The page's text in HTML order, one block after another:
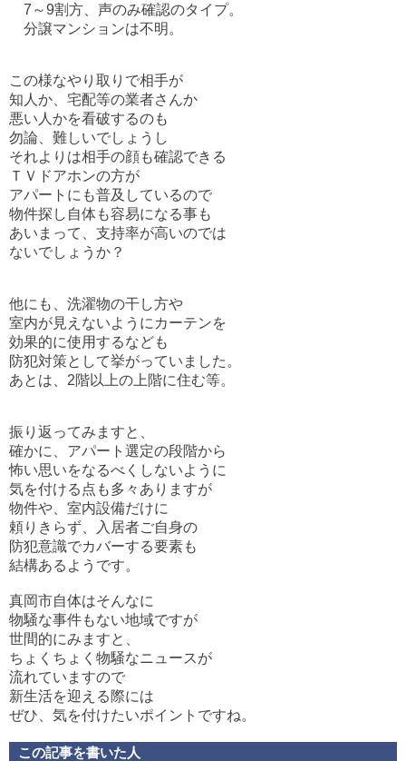
7～9割方、声のみ確認のタイプ。
分譲マンションは不明。
この様なやり取りで相手が
知人か、宅配等の業者さんか
悪い人かを看破するのも
勿論、難しいでしょうし
それよりは相手の顔も確認できる
ＴＶドアホンの方が
アパートにも普及しているので
物件探し自体も容易になる事も
あいまって、支持率が高いのでは
ないでしょうか？
他にも、洗濯物の干し方や
室内が見えないようにカーテンを
効果的に使用するなども
防犯対策として挙がっていました。
あとは、2階以上の上階に住む等。
振り返ってみますと、
確かに、アパート選定の段階から
怖い思いをなるべくしないように
気を付ける点も多々ありますが
物件や、室内設備だけに
頼りきらず、入居者ご自身の
防犯意識でカバーする要素も
結構あるようです。
真岡市自体はそんなに
物騒な事件もない地域ですが
世間的にみますと、
ちょくちょく物騒なニュースが
流れていますので
新生活を迎える際には
ぜひ、気を付けたいポイントですね。
この記事を書いた人